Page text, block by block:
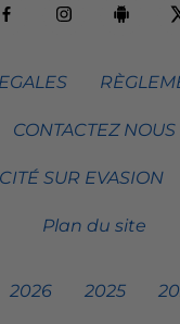
CONTACTEZ NOUS
SUR EVASION
Plan du site
2026 2025